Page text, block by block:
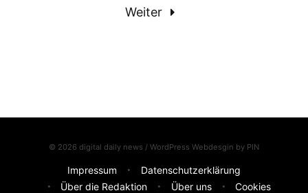
Weiter
© 2026 digital daily news / WordPress Webdesgin by PIN
Impressum
Datenschutzerklärung
Über die Redaktion
Über uns
Cookies